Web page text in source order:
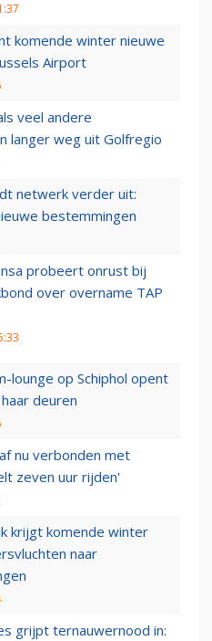
komende winter nieuwe
Airport
veel andere
langer weg uit Golfregio
netwerk verder uit:
bestemmingen
probeert onrust bij
over overname TAP
lounge op Schiphol opent
deuren
nu verbonden met
zeven uur rijden'
krijgt komende winter
naar
grijpt ternauwernood in: